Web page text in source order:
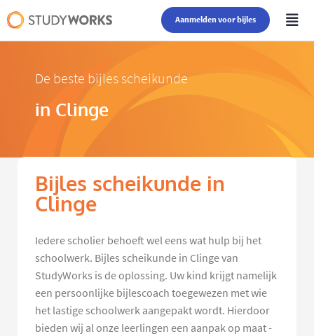
Aanmelden voor bijles
De beste bijles scheikunde
in Clinge
Bijles scheikunde in
Clinge
Iedere scholier behoeft wel eens wat hulp bij het
schoolwerk. Bijles scheikunde in Clinge van
StudyWorks is de oplossing. Uw kind krijgt namelijk
een persoonlijke bijlescoach toegewezen met wie
het lastige schoolwerk aangepakt wordt. Hierdoor
bieden wij al onze leerlingen een aanpak op maat -